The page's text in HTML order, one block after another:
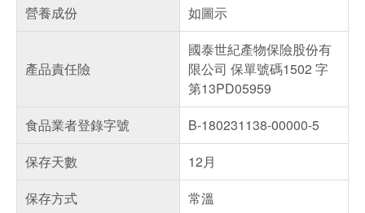
營養成份
如圖示
產品責任險
國泰世紀產物保險股份有
限公司 保單號碼1502 字
第13PD05959
食品業者登錄字號
B-180231138-00000-5
保存天數
12月
保存方式
常溫